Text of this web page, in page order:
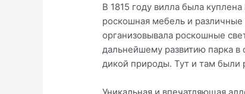
В 1815 году вилла была куплена
роскошная мебель и различные
организовывала роскошные
дальнейшему развитию парка в
дикой природы. Тут и там были
Уникальная и впечатляющая